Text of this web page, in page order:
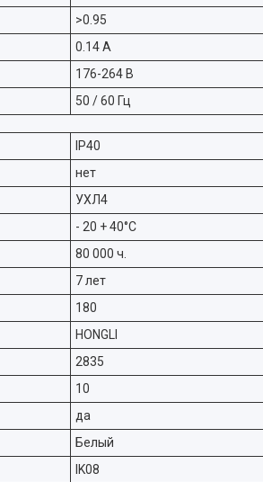
>0.95
0.14 А
176-264 В
50 / 60 Гц
IP40
нет
УХЛ4
- 20 + 40°C
80 000 ч.
7 лет
180
HONGLI
2835
10
да
Белый
IK08